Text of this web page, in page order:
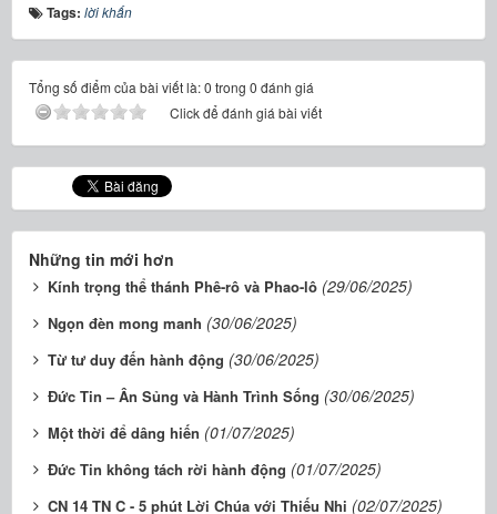
Tags: lời khấn
Tổng số điểm của bài viết là: 0 trong 0 đánh giá
Click để đánh giá bài viết
Những tin mới hơn
Kính trọng thể thánh Phê-rô và Phao-lô (29/06/2025)
Ngọn đèn mong manh (30/06/2025)
Từ tư duy đến hành động (30/06/2025)
Đức Tin – Ân Sủng và Hành Trình Sống (30/06/2025)
Một thời để dâng hiến (01/07/2025)
Đức Tin không tách rời hành động (01/07/2025)
CN 14 TN C - 5 phút Lời Chúa với Thiếu Nhi (02/07/2025)